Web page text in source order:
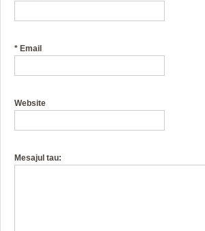
* Email
Website
Mesajul tau: